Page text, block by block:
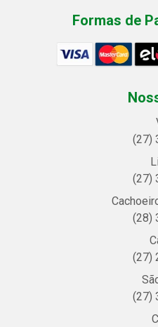
Formas de
(27)
(27)
(28)
(27)
(27)